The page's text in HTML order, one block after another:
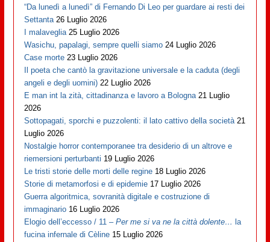
“Da lunedì a lunedì” di Fernando Di Leo per guardare ai resti dei
Settanta 26 Luglio 2026
I malaveglia 25 Luglio 2026
Wasichu, papalagi, sempre quelli siamo 24 Luglio 2026
Case morte 23 Luglio 2026
Il poeta che cantò la gravitazione universale e la caduta (degli
angeli e degli uomini) 22 Luglio 2026
E man int la zità, cittadinanza e lavoro a Bologna 21 Luglio
2026
Sottopagati, sporchi e puzzolenti: il lato cattivo della società 21
Luglio 2026
Nostalgie horror contemporanee tra desiderio di un altrove e
riemersioni perturbanti 19 Luglio 2026
Le tristi storie delle morti delle regine 18 Luglio 2026
Storie di metamorfosi e di epidemie 17 Luglio 2026
Guerra algoritmica, sovranità digitale e costruzione di
immaginario 16 Luglio 2026
Elogio dell’eccesso / 11 –Per me si va ne la città dolente… la
fucina infernale di Cèline 15 Luglio 2026